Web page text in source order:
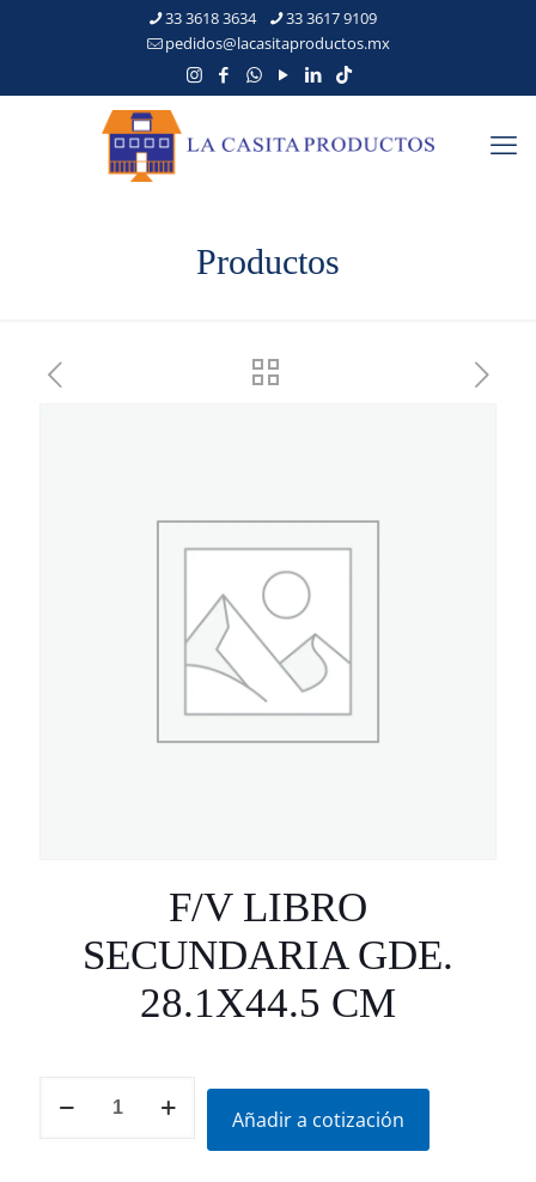
33 3618 3634
33 3617 9109
pedidos@lacasitaproductos.mx
Productos
F/V LIBRO
SECUNDARIA GDE.
28.1X44.5 CM
LIBRO
Añadir a cotización